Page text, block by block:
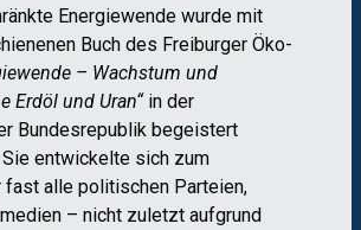
Energiewende wurde mit
Buch des Freiburger Öko-
– Wachstum und
Erdöl und Uran“in der
Bundesrepublik begeistert
entwickelte sich zum
fast alle politischen Parteien,
– nicht zuletzt aufgrund